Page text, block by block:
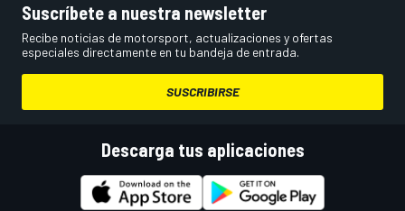
Suscríbete a nuestra newsletter
Recibe noticias de motorsport, actualizaciones y ofertas
especiales directamente en tu bandeja de entrada.
SUSCRIBIRSE
Descarga tus aplicaciones